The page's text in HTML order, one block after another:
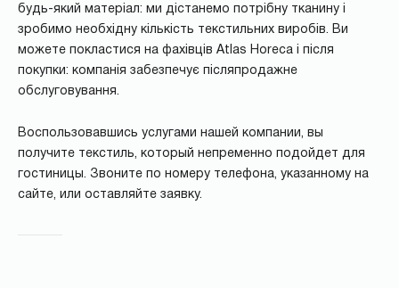
будь-який матеріал: ми дістанемо потрібну тканину і
зробимо необхідну кількість текстильних виробів. Ви
можете покластися на фахівців Atlas Horeca і після
покупки: компанія забезпечує післяпродажне
обслуговування.
Воспользовавшись услугами нашей компании, вы
получите текстиль, который непременно подойдет для
гостиницы. Звоните по номеру телефона, указанному на
сайте, или оставляйте заявку.